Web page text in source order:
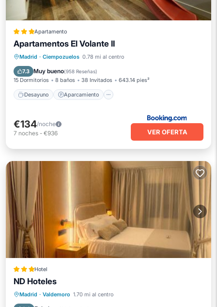
Apartamento
Apartamentos El Volante II
Madrid · Ciempozuelos 0.78 mi al centro
7.3 Muy bueno(958 Reseñas)
15 Dormitorios 8 baños 38 Invitados 643.14 pies²
Desayuno Aparcamiento
Desayuno
Aparcamiento
Aire acondicionado
€134/noche
7 noches - €936 VER OFERTA
Hotel
ND Hoteles
Madrid · Valdemoro 1.70 mi al centro
Aparcamiento
Aire acondicionado